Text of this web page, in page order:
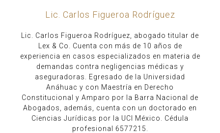
Lic. Carlos Figueroa Rodríguez
Lic. Carlos Figueroa Rodríguez, abogado titular de
Lex & Co. Cuenta con más de 10 años de
experiencia en casos especializados en materia de
demandas contra negligencias médicas y
aseguradoras. Egresado de la Universidad
Anáhuac y con Maestría en Derecho
Constitucional y Amparo por la Barra Nacional de
Abogados, además, cuenta con un doctorado en
Ciencias Jurídicas por la UCI México. Cédula
profesional 6577215.